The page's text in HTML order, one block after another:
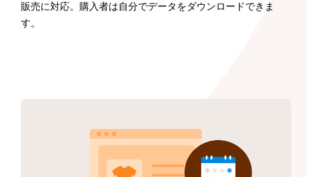
販売に対応。購入者は自分でデータをダウンロードできま
す。